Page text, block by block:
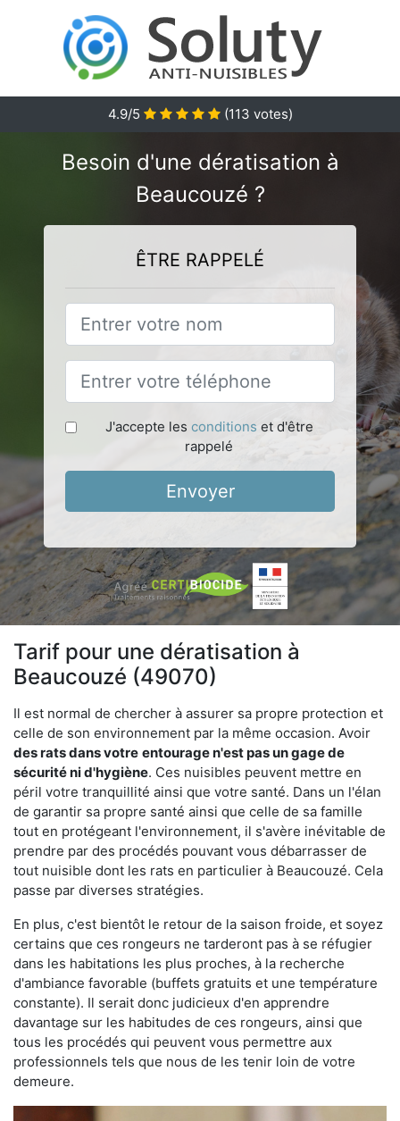
4.9/5 (113 votes)
Besoin d'une dératisation à
Beaucouzé ?
ÊTRE RAPPELÉ
J'accepte les conditions et d'être
rappelé
Envoyer
Tarif pour une dératisation à
Beaucouzé (49070)
Il est normal de chercher à assurer sa propre protection et
celle de son environnement par la même occasion. Avoir
des rats dans votre entourage n'est pas un gage de
sécurité ni d'hygiène. Ces nuisibles peuvent mettre en
péril votre tranquillité ainsi que votre santé. Dans un l'élan
de garantir sa propre santé ainsi que celle de sa famille
tout en protégeant l'environnement, il s'avère inévitable de
prendre par des procédés pouvant vous débarrasser de
tout nuisible dont les rats en particulier à Beaucouzé. Cela
passe par diverses stratégies.
En plus, c'est bientôt le retour de la saison froide, et soyez
certains que ces rongeurs ne tarderont pas à se réfugier
dans les habitations les plus proches, à la recherche
d'ambiance favorable (buffets gratuits et une température
constante). Il serait donc judicieux d'en apprendre
davantage sur les habitudes de ces rongeurs, ainsi que
tous les procédés qui peuvent vous permettre aux
professionnels tels que nous de les tenir loin de votre
demeure.